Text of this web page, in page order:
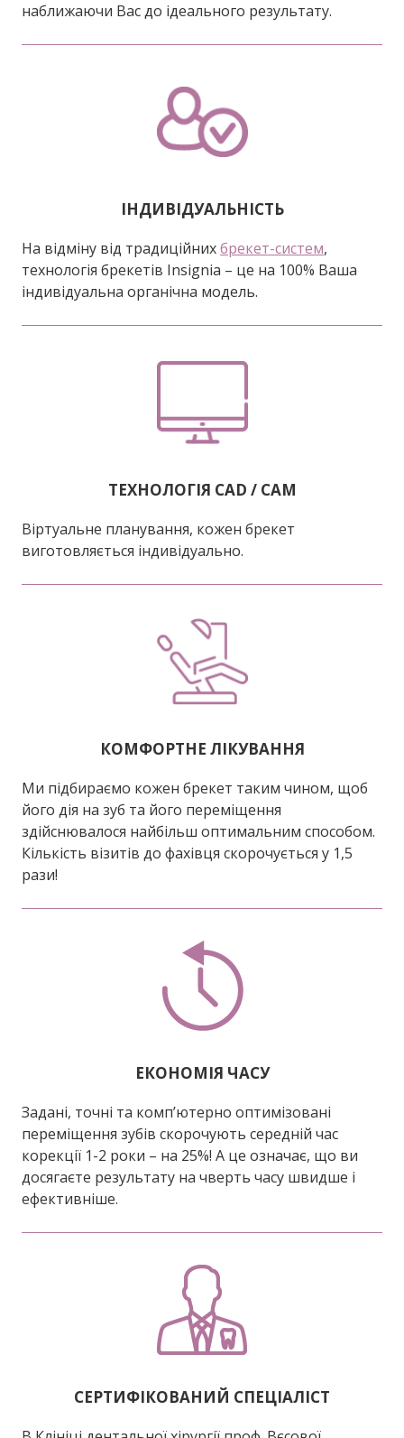
наближаючи Вас до ідеального результату.
ІНДИВІДУАЛЬНІСТЬ
На відміну від традиційнихбрекет-систем,
технологія брекетів Insignia – це на 100% Ваша
індивідуальна органічна модель.
ТЕХНОЛОГІЯ CAD / CAM
Віртуальне планування, кожен брекет
виготовляється індивідуально.
КОМФОРТНЕ ЛІКУВАННЯ
Ми підбираємо кожен брекет таким чином, щоб
його дія на зуб та його переміщення
здійснювалося найбільш оптимальним способом.
Кількість візитів до фахівця скорочується у 1,5
рази!
ЕКОНОМІЯ ЧАСУ
Задані, точні та комп’ютерно оптимізовані
переміщення зубів скорочують середній час
корекції 1-2 роки – на 25%! А це означає, що ви
досягаєте результату на чверть часу швидше і
ефективніше.
СЕРТИФІКОВАНИЙ СПЕЦІАЛІСТ